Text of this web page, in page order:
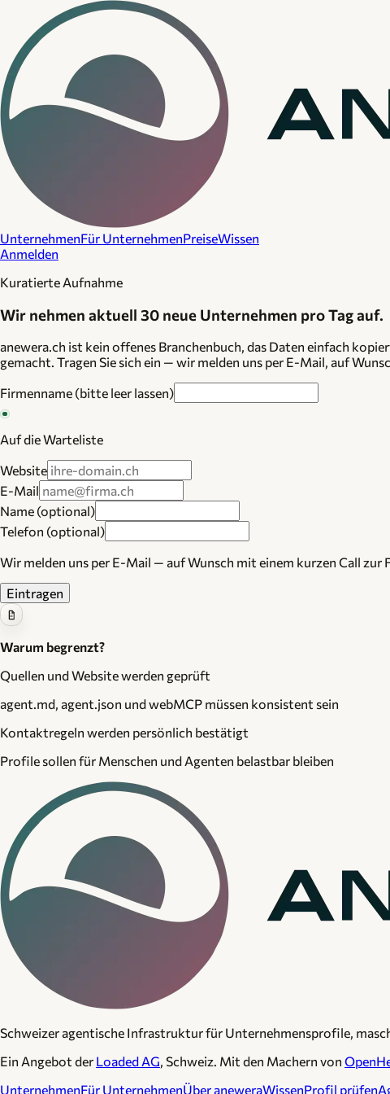
UnternehmenFür UnternehmenPreiseWissen
Anmelden
Kuratierte Aufnahme
Wir nehmen aktuell 30 neue Unternehmen pro Tag auf.
anewera.ch ist kein offenes Branchenbuch, das Daten einfach
gemacht. Tragen Sie sich ein — wir melden uns per E-Mail, auf
Firmenname (bitte leer lassen)
Auf die Warteliste
Website
E-Mail
Name (optional)
Telefon (optional)
Wir melden uns per E-Mail — auf Wunsch mit einem kurzen Call zur
Eintragen
Warum begrenzt?
Quellen und Website werden geprüft
agent.md, agent.json und webMCP müssen konsistent sein
Kontaktregeln werden persönlich bestätigt
Profile sollen für Menschen und Agenten belastbar bleiben
Schweizer agentische Infrastruktur für Unternehmensprofile,
Ein Angebot der Loaded AG, Schweiz. Mit den Machern von
UnternehmenFür UnternehmenÜber aneweraWissenProfil prüfen